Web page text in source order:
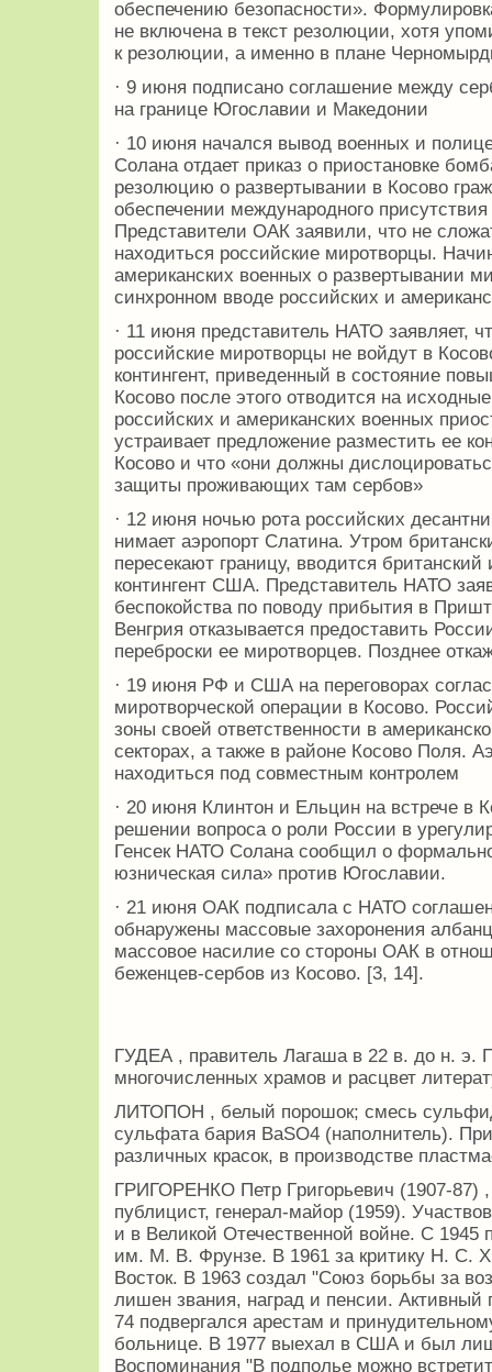
обеспечению безопасности».
не включена в текст резолюции, хотя
к резолюции, а именно в плане
· 9 июня подписано соглашение между
на границе Югославии и Македонии
· 10 июня начался вывод военных и
Солана отдает приказ о приостановке
резолюцию о развертывании в Косово
обеспечении международного
Представители ОАК заявили, что не
находиться российские миротворцы.
американских военных о развертывании
синхронном вводе российских и
· 11 июня представитель НАТО заявляет,
российские миротворцы не войдут в
контингент, приведенный в состояние
Косово после этого отводится на
российских и американских военных
устраивает предложение разместить ее
Косово и что «они должны
защиты проживающих там сербов»
· 12 июня ночью рота российских
нимает аэропорт Слатина. Утром
пересекают границу, вводится
контингент США. Представитель НАТО
беспокойства по поводу прибытия в
Венгрия отказывается предоставить
переброски ее миротворцев. Позднее
· 19 июня РФ и США на переговорах
миротворческой операции в Косово.
зоны своей ответственности в
секторах, а также в районе Косово Поля.
находиться под совместным контролем
· 20 июня Клинтон и Ельцин на встрече в
решении вопроса о роли России в
Генсек НАТО Солана сообщил о
юзническая сила» против Югославии.
· 21 июня ОАК подписала с НАТО
обнаружены массовые захоронения
массовое насилие со стороны ОАК в
беженцев-сербов из Косово. [3, 14].
ГУДЕА , правитель Лагаша в 22 в. до н. э.
многочисленных храмов и расцвет
ЛИТОПОН , белый порошок; смесь
сульфата бария BaSO4 (наполнитель).
различных красок, в производстве
ГРИГОРЕНКО Петp Гpигорьевич (1907-87)
публицист, генерал-майоp (1959).
и в Великой Отечественной войне. С 1945
им. М. В. Фpунзе. В 1961 за критику Н. С.
Восток. В 1963 создал "Союз борьбы за
лишен звания, наград и пенсии. Активный
74 подвергался арестам и
больнице. В 1977 выехал в США и был
Воспоминания "В подполье можно